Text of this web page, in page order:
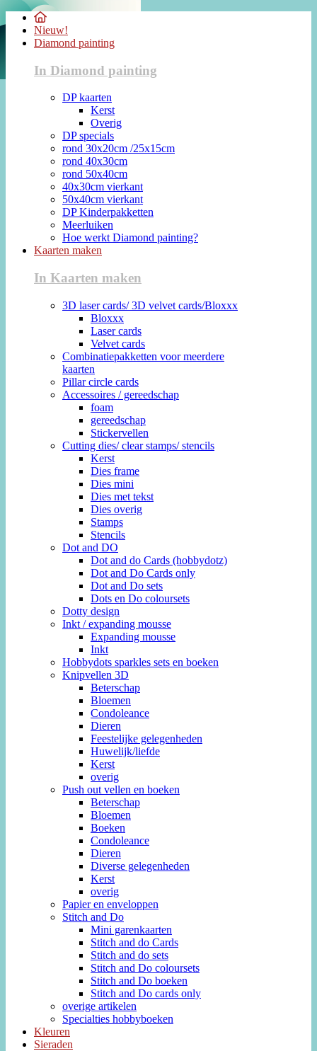
Nieuw!
Diamond painting
In Diamond painting
DP kaarten
Kerst
Overig
DP specials
rond 30x20cm /25x15cm
rond 40x30cm
rond 50x40cm
40x30cm vierkant
50x40cm vierkant
DP Kinderpakketten
Meerluiken
Hoe werkt Diamond painting?
Kaarten maken
In Kaarten maken
3D laser cards/ 3D velvet cards/Bloxxx
Bloxxx
Laser cards
Velvet cards
Combinatiepakketten voor meerdere
kaarten
Pillar circle cards
Accessoires / gereedschap
foam
gereedschap
Stickervellen
Cutting dies/ clear stamps/ stencils
Kerst
Dies frame
Dies mini
Dies met tekst
Dies overig
Stamps
Stencils
Dot and DO
Dot and do Cards (hobbydotz)
Dot and Do Cards only
Dot and Do sets
Dots en Do coloursets
Dotty design
Inkt / expanding mousse
Expanding mousse
Inkt
Hobbydots sparkles sets en boeken
Knipvellen 3D
Beterschap
Bloemen
Condoleance
Dieren
Feestelijke gelegenheden
Huwelijk/liefde
Kerst
overig
Push out vellen en boeken
Beterschap
Bloemen
Boeken
Condoleance
Dieren
Diverse gelegenheden
Kerst
overig
Papier en enveloppen
Stitch and Do
Mini garenkaarten
Stitch and do Cards
Stitch and do sets
Stitch and Do coloursets
Stitch and Do boeken
Stitch and Do cards only
overige artikelen
Specialties hobbyboeken
Kleuren
Sieraden